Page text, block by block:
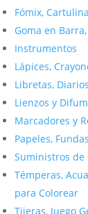
Fómix,
Goma en
Instrumentos
Lápices,
Libretas,
Lienzos y
Marcadores y
Papeles,
Suministros de
Témperas,
para Colorear
Tijeras, Juego